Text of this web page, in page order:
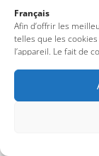
Français
Afin d’offrir les
telles que les
l’appareil. Le fait de
uniques sur ce site.
consentement peut
caractéristiques du